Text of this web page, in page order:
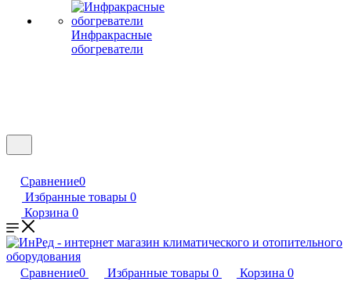
Инфракрасные
обогреватели
Сравнение0
Избранные товары 0
Корзина 0
Сравнение0 Избранные товары 0 Корзина 0